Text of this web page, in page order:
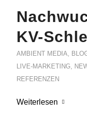
KV-
AMBIENT MEDIA,
LIVE-MARKETING,
REFERENZEN
Weiterlesen